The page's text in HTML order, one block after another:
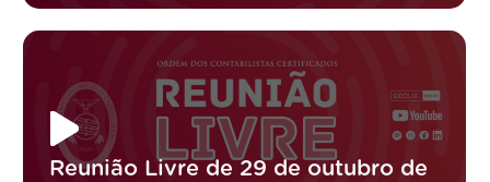
Reunião Livre de 29 de outubro de